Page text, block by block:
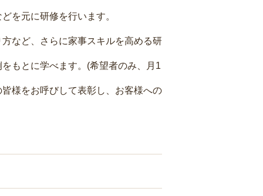
を元に研修を行います。
など、さらに家事スキルを高める研
もとに学べます。(希望者のみ、月1
様をお呼びして表彰し、お客様への